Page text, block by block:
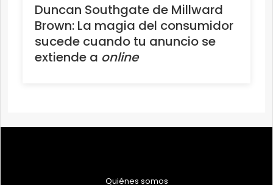
Duncan Southgate de Millward
Brown: La magia del consumidor
sucede cuando tu anuncio se
extiende a online
Quiénes somos